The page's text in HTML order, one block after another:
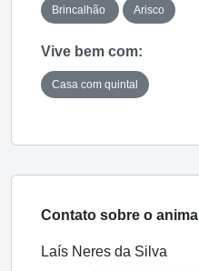
Brincalhão Arisco
Vive bem com:
Casa com quintal
Contato sobre o animal
Laís Neres da Silva